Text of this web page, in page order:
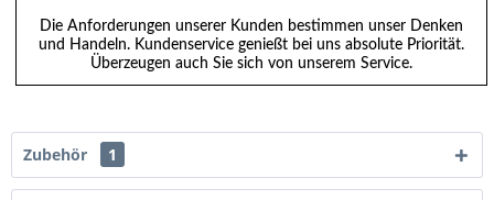
Die Anforderungen unserer Kunden bestimmen unser Denken
und Handeln. Kundenservice genießt bei uns absolute Priorität.
Überzeugen auch Sie sich von unserem Service.
Zubehör 1